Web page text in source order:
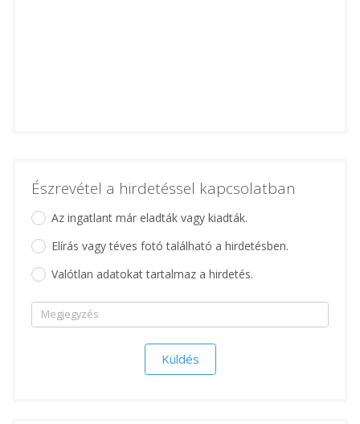
Észrevétel a hirdetéssel kapcsolatban
Az ingatlant már eladták vagy kiadták.
Elírás vagy téves fotó található a hirdetésben.
Valótlan adatokat tartalmaz a hirdetés.